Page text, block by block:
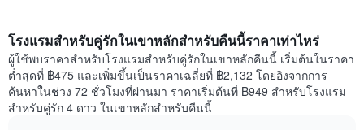
โรงแรมสำหรับคู่รักในเขาหลักสำหรับคืนนี้ราคาเท่าไหร่
ผู้ใช้พบราคาสำหรับโรงแรมสำหรับคู่รักในเขาหลักคืนนี้ เริ่มต้นในราคา
ต่ำสุดที่ ฿475 และเพิ่มขึ้นเป็นราคาเฉลี่ยที่ ฿2,132 โดยอิงจากการ
ค้นหาในช่วง 72 ชั่วโมงที่ผ่านมา ราคาเริ่มต้นที่ ฿949 สำหรับโรงแรม
สำหรับคู่รัก 4 ดาว ในเขาหลักสำหรับคืนนี้